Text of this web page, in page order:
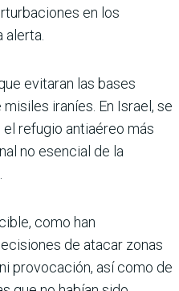
en los
alerta.
evitaran las bases
iraníes. En Israel, se
refugio antiaéreo más
no esencial de la
como han
de atacar zonas
provocación, así como de